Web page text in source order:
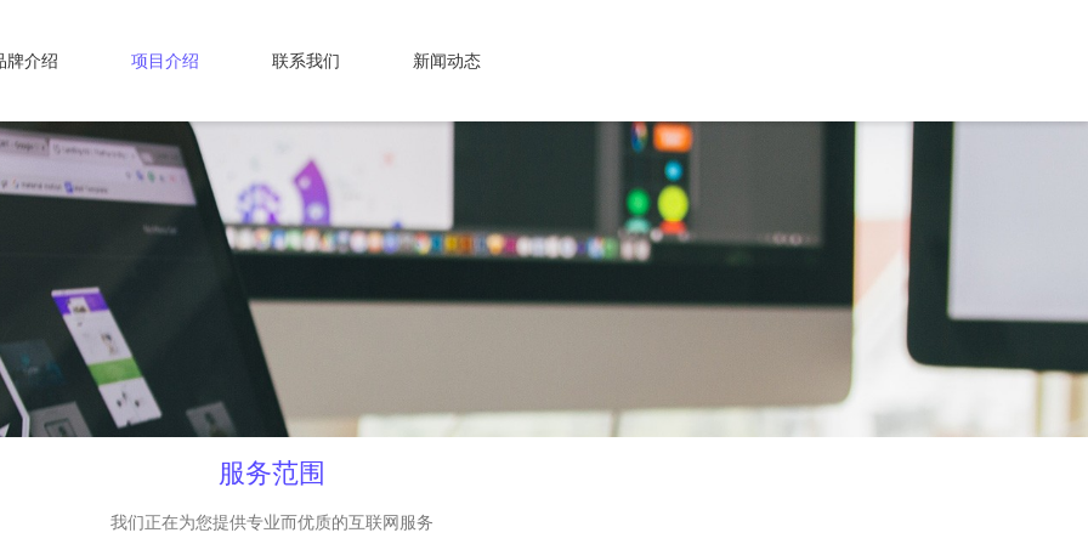
牌介绍 项目介绍 联系我们 新闻动态
服务范围
我们正在为您提供专业而优质的互联网服务